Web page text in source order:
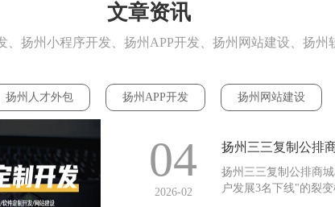
文章资讯
、扬州小程序开发、扬州APP开发、扬州网站建设、扬州
扬州人才外包 扬州APP开发 扬州网站建设
04
2026-02
扬州三三复制公排商
户发展3名下线"的裂